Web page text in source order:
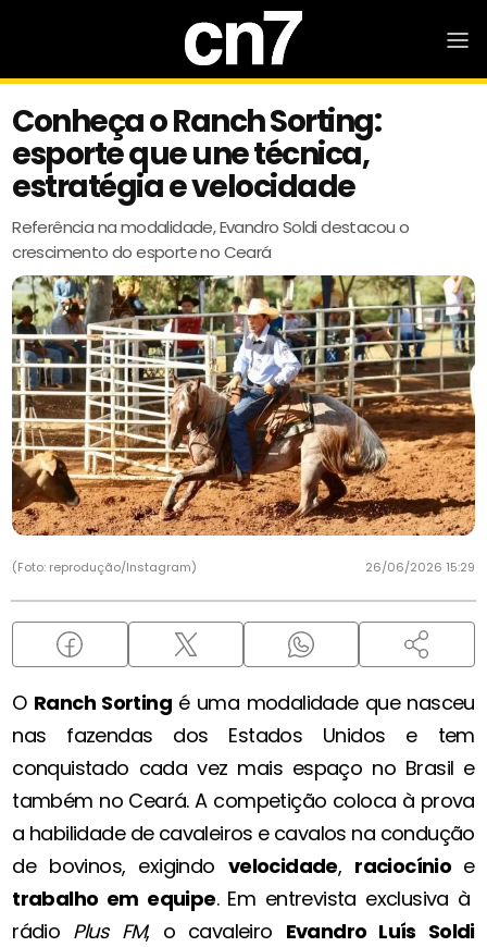
Conheça o Ranch Sorting:
esporte que une técnica,
estratégia e velocidade
Referência na modalidade, Evandro Soldi destacou o
crescimento do esporte no Ceará
(Foto: reprodução/Instagram) 26/06/2026 15:29
O Ranch Sorting é uma modalidade que nasceu
nas fazendas dos Estados Unidos e tem
conquistado cada vez mais espaço no Brasil e
também no Ceará. A competição coloca à prova
a habilidade de cavaleiros e cavalos na condução
de bovinos, exigindo velocidade, raciocínio e
trabalho em equipe. Em entrevista exclusiva à
rádio Plus FM, o cavaleiro Evandro Luís Soldi